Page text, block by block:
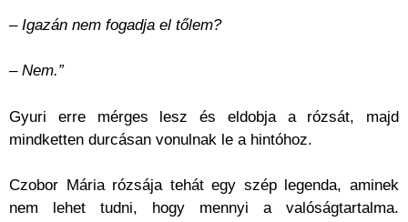
– Igazán nem fogadja el tőlem?
– Nem.”
Gyuri erre mérges lesz és eldobja a rózsát, majd
mindketten durcásan vonulnak le a hintóhoz.
Czobor Mária rózsája tehát egy szép legenda, aminek
nem lehet tudni, hogy mennyi a valóságtartalma.